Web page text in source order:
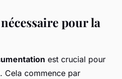
pour la
est crucial pour
Cela commence par